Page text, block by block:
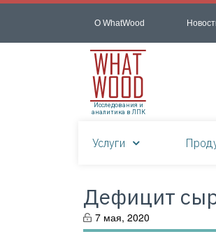
О WhatWood
Исследования и
аналитика в ЛПК
Услуги
Дефицит
7 мая, 2020